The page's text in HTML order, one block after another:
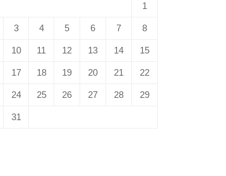
1
3 4 5 6 7 8
10 11 12 13 14 15
17 18 19 20 21 22
24 25 26 27 28 29
31